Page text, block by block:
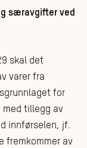
særavgifter ved
skal det
varer fra
for
tillegg av
innførselen, jf.
fremkommer av